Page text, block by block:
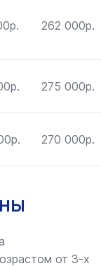
262 000р.
275 000р.
270 000р.
от 3-х